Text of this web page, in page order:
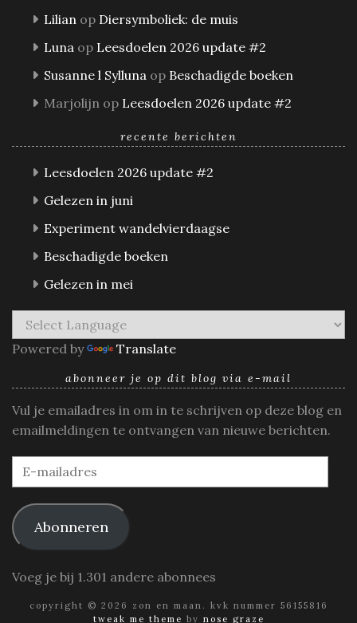
Lilian op Diersymboliek: de muis
Luna op Leesdoelen 2026 update #2
Susanne l Sylluna op Beschadigde boeken
Marjolijn op Leesdoelen 2026 update #2
recente berichten
Leesdoelen 2026 update #2
Gelezen in juni
Experiment wandelvierdaagse
Beschadigde boeken
Gelezen in mei
Powered by Translate
abonneer je op dit blog via e-mail
Vul je emailadres in om in te schrijven op deze blog en
emailmeldingen te ontvangen van nieuwe berichten.
E-
mailadres
Abonneren
Voeg je bij 1.301 andere abonnees
copyright © 2026 zon en maan. kvk nummer 56155816
tweak me theme by nose graze